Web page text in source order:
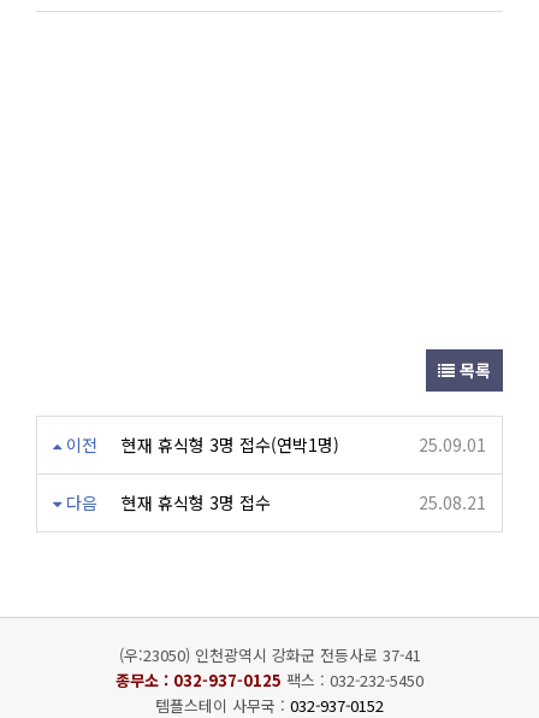
목록
이전 현재 휴식형 3명 접수(연박1명) 25.09.01
다음 현재 휴식형 3명 접수 25.08.21
(우:23050) 인천광역시 강화군 전등사로 37-41
종무소 : 032-937-0125 팩스 : 032-232-5450
템플스테이 사무국 : 032-937-0152